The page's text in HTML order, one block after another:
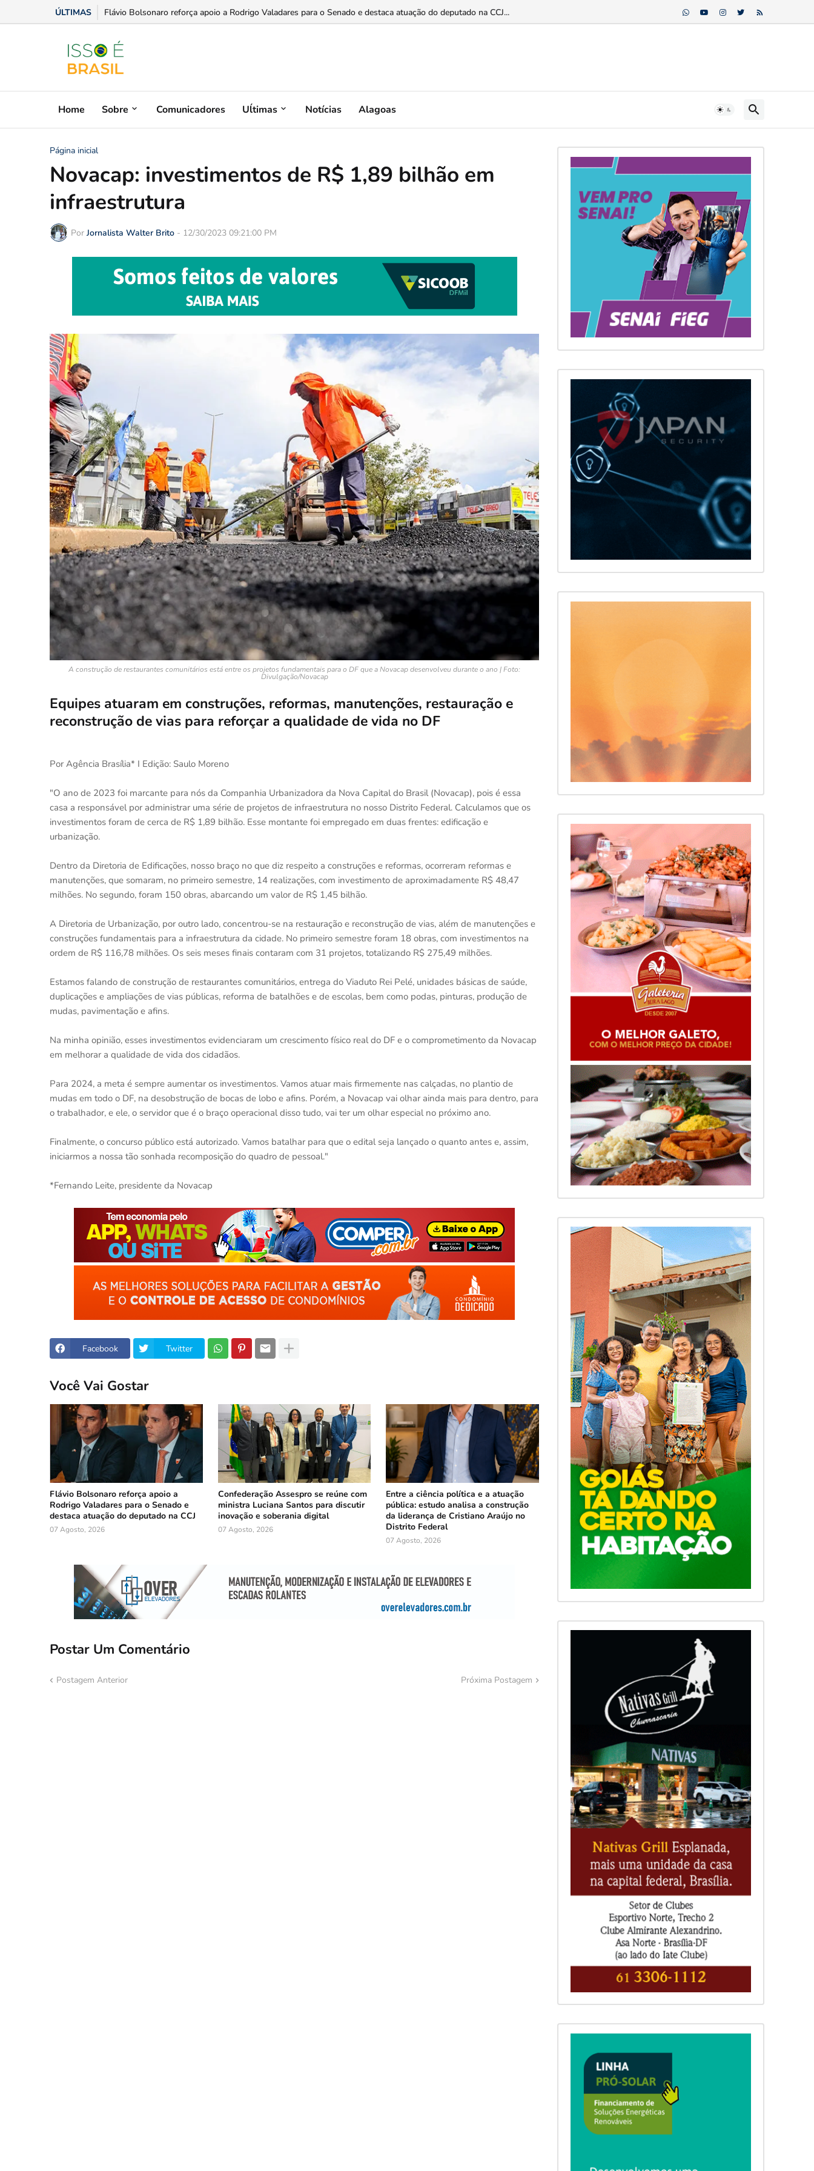
ÚLTIMAS Confederação Assespro se reúne com ministra Luciana Santos para discutir inovação e soberania digital...
Home Sobre Comunicadores Uĺtimas Notícias Alagoas
Página inicial
Novacap: investimentos de R$ 1,89 bilhão em
infraestrutura
Por Jornalista Walter Brito - 12/30/2023 09:21:00 PM
A construção de restaurantes comunitários está entre os projetos fundamentais para o DF que a Novacap desenvolveu durante o ano | Foto:
Divulgação/Novacap
Equipes atuaram em construções, reformas, manutenções, restauração e
reconstrução de vias para reforçar a qualidade de vida no DF
Por Agência Brasília* I Edição: Saulo Moreno
"O ano de 2023 foi marcante para nós da Companhia Urbanizadora da Nova Capital do Brasil (Novacap), pois é essa
casa a responsável por administrar uma série de projetos de infraestrutura no nosso Distrito Federal. Calculamos que os
investimentos foram de cerca de R$ 1,89 bilhão. Esse montante foi empregado em duas frentes: edificação e
urbanização.
Dentro da Diretoria de Edificações, nosso braço no que diz respeito a construções e reformas, ocorreram reformas e
manutenções, que somaram, no primeiro semestre, 14 realizações, com investimento de aproximadamente R$ 48,47
milhões. No segundo, foram 150 obras, abarcando um valor de R$ 1,45 bilhão.
A Diretoria de Urbanização, por outro lado, concentrou-se na restauração e reconstrução de vias, além de manutenções e
construções fundamentais para a infraestrutura da cidade. No primeiro semestre foram 18 obras, com investimentos na
ordem de R$ 116,78 milhões. Os seis meses finais contaram com 31 projetos, totalizando R$ 275,49 milhões.
Estamos falando de construção de restaurantes comunitários, entrega do Viaduto Rei Pelé, unidades básicas de saúde,
duplicações e ampliações de vias públicas, reforma de batalhões e de escolas, bem como podas, pinturas, produção de
mudas, pavimentação e afins.
Na minha opinião, esses investimentos evidenciaram um crescimento físico real do DF e o comprometimento da Novacap
em melhorar a qualidade de vida dos cidadãos.
Para 2024, a meta é sempre aumentar os investimentos. Vamos atuar mais firmemente nas calçadas, no plantio de
mudas em todo o DF, na desobstrução de bocas de lobo e afins. Porém, a Novacap vai olhar ainda mais para dentro, para
o trabalhador, e ele, o servidor que é o braço operacional disso tudo, vai ter um olhar especial no próximo ano.
Finalmente, o concurso público está autorizado. Vamos batalhar para que o edital seja lançado o quanto antes e, assim,
iniciarmos a nossa tão sonhada recomposição do quadro de pessoal."
*Fernando Leite, presidente da Novacap
Facebook Twitter
Você Vai Gostar
Flávio Bolsonaro reforça apoio a
Rodrigo Valadares para o Senado e
destaca atuação do deputado na CCJ
07 Agosto, 2026
Confederação Assespro se reúne com
ministra Luciana Santos para discutir
inovação e soberania digital
07 Agosto, 2026
Entre a ciência política e a atuação
pública: estudo analisa a construção
da liderança de Cristiano Araújo no
Distrito Federal
07 Agosto, 2026
Postar Um Comentário
Postagem Anterior Próxima Postagem